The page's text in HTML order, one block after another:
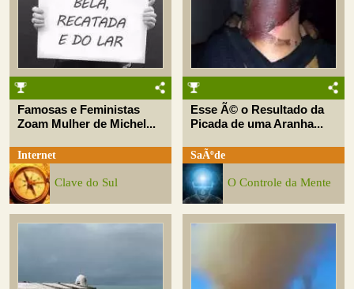
Famosas e Feministas
Zoam Mulher de Michel...
Internet
Clave do Sul
Esse Ã© o Resultado da
Picada de uma Aranha...
SaÃºde
O Controle da Mente